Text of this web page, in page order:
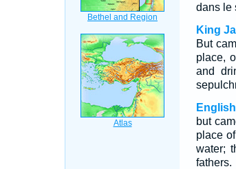
dans le
King
But
place,
and
but
place
water;
fathers.